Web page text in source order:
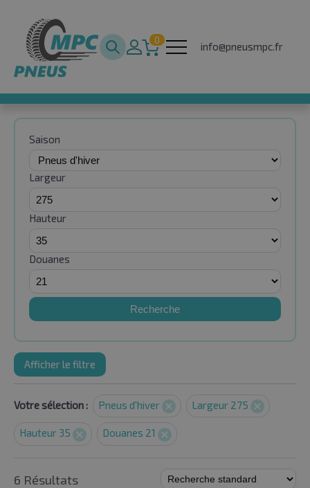
0
info@pneusmpc.fr
Saison
Largeur
Hauteur
Douanes
Recherche
Afficher le filtre
Votre sélection : Pneus d'hiver Largeur 275
Hauteur 35 Douanes 21
6 Résultats